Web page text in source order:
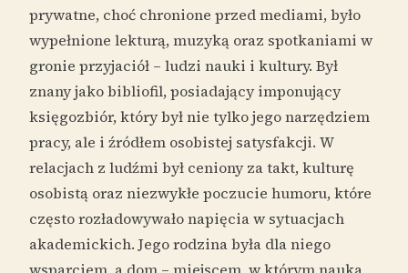
prywatne, choć chronione przed mediami, było
wypełnione lekturą, muzyką oraz spotkaniami w
gronie przyjaciół – ludzi nauki i kultury. Był
znany jako bibliofil, posiadający imponujący
księgozbiór, który był nie tylko jego narzędziem
pracy, ale i źródłem osobistej satysfakcji. W
relacjach z ludźmi był ceniony za takt, kulturę
osobistą oraz niezwykłe poczucie humoru, które
często rozładowywało napięcia w sytuacjach
akademickich. Jego rodzina była dla niego